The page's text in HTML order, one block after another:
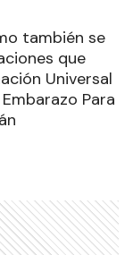
también se
que
Universal
Para